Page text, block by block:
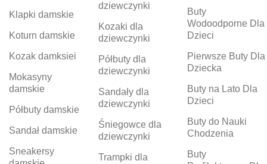
Klapki damskie
Koturn damskie
Kozak damksiei
Mokasyny
damskie
Półbuty damskie
Sandał damskie
Sneakersy
dziewczynki
Kozaki dla
dziewczynki
Półbuty dla
dziewczynki
Sandały dla
dziewczynki
Śniegowce dla
dziewczynki
Trampki dla
Buty
Wodoodporne Dla
Dzieci
Pierwsze Buty Dla
Dziecka
Buty na Lato Dla
Dzieci
Buty do Nauki
Chodzenia
Buty